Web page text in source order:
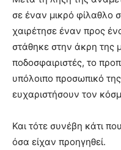
σε έναν μικρό φίλαθλο
χαιρέτησε έναν προς
στάθηκε στην άκρη της
ποδοσφαιριστές, το
υπόλοιπο προσωπικό της
ευχαριστήσουν τον
Και τότε συνέβη κάτι
όσα είχαν προηγηθεί.